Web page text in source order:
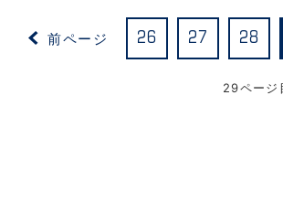
29ページ
前ページ 26 27 28